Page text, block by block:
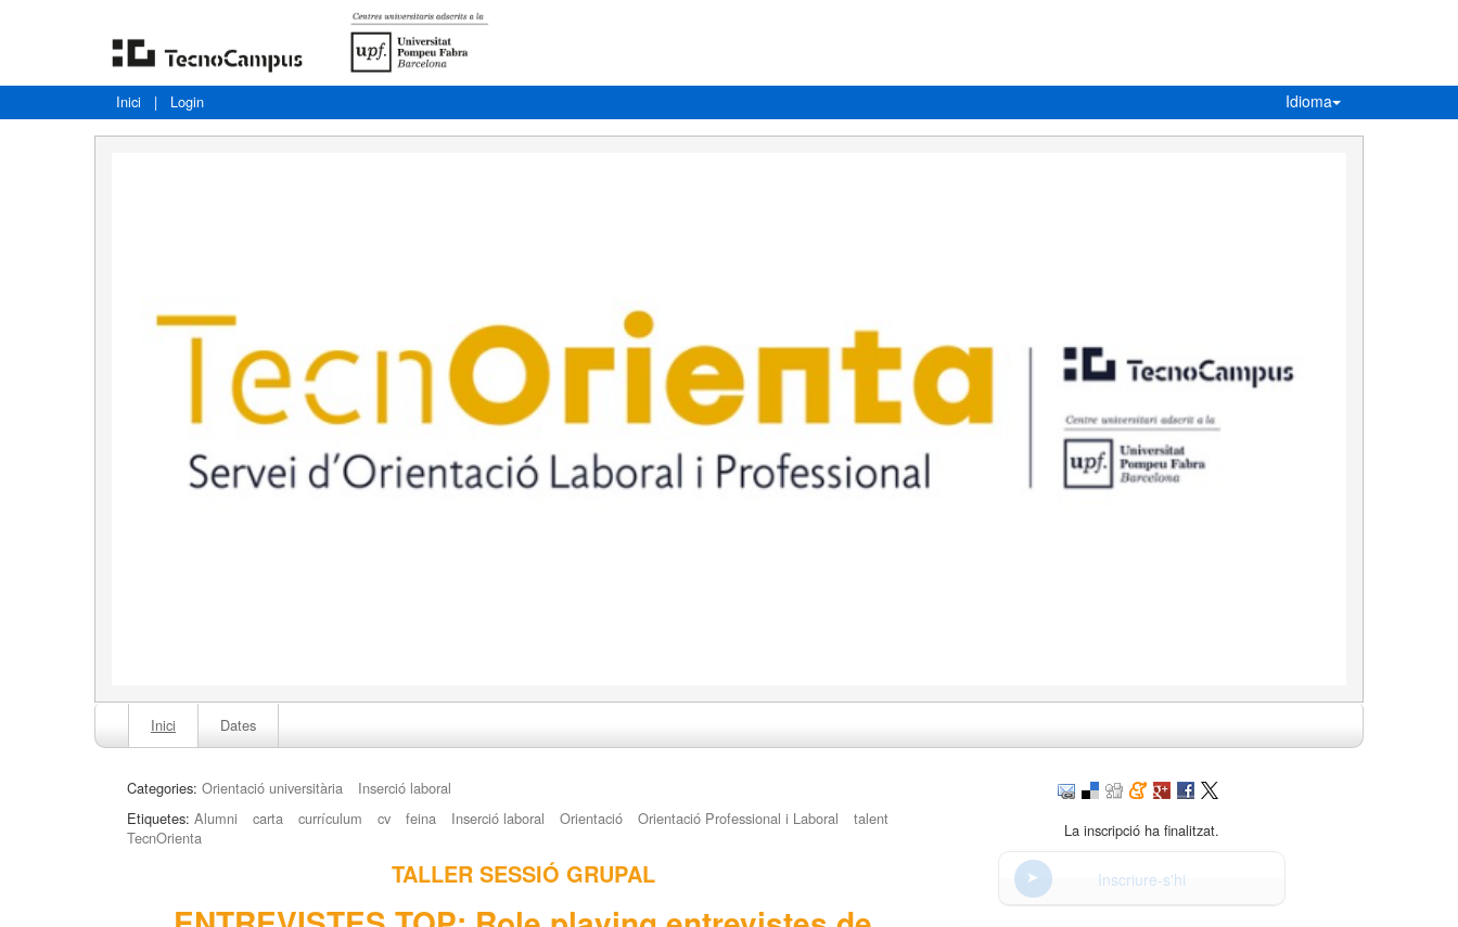
Inici | Login Idioma
Inici Dates
Categories: Orientació universitària
Inserció laboral
Etiquetes: Alumni carta currículum cv feina Inserció laboral Orientació Orientació Professional i Laboral
talent
TecnOrienta
TALLER SESSIÓ GRUPAL
La inscripció ha finalitzat.
Inscriure-s'hi